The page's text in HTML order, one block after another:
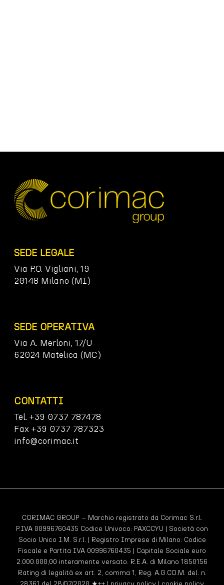
SEDE LEGALE
Via P.O. Vigliani, 19
20148 Milano (MI)
SEDE OPERATIVA
Via A. Merloni, 17/U
62024 Matelica (MC)
CONTATTI
Tel. +39 0737 787478
Fax +39 0737 787323
info@corimac.it
CORIMAC GROUP – Marchio registrato da Corimac S.r.l.
P.IVA 00996760435 Codice Univoco: PAXCCYU | Società con
Socio Unico I.M. S.r.l. | Registro Imprese di Milano: Codice
Fiscale e Partita IVA 00996760435 | Capitale Sociale euro
2.000.000,00 interamente versato. R.E.A. di Milano 1850156
Rating di legalità ex art. 2, comma 1, Reg. A.G.CO.M. del. n.